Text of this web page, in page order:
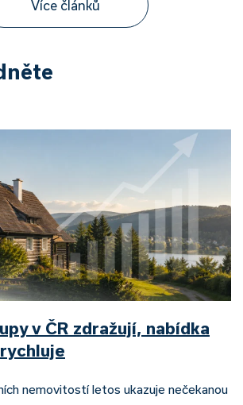
Více článků
v ČR zdražují, nabídka
nemovitostí letos ukazuje nečekanou